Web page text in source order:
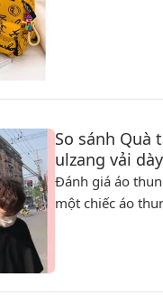
So sánh Quà
ulzang vải
Đánh giá áo
một chiếc áo